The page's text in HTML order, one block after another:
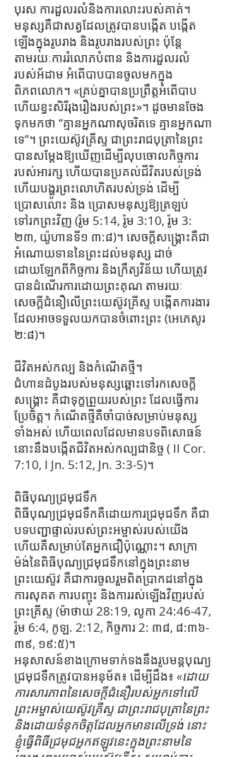
បុរស ការដួលរលំនិងការលោះរបស់គាត់។
មនុស្សគឺជាសត្វដែលត្រូវបានបង្កើត បង្កើត
ឡើងក្នុងរូបរាង និងរូបរាងរបស់ព្រះ ប៉ុន្តែ
តាមរយៈការរំលោភបំពាន និងការដួលរលំ
របស់អ័ដាម អំពើបាបបានចូលមកក្នុង
ពិភពលោក។ «គ្រប់​គ្នា​បាន​ប្រព្រឹត្ត​អំពើ​បាប
ហើយ​ខ្វះ​សិរី​រុងរឿង​របស់​ព្រះ»។ ដូច​មាន​ចែង​
ទុក​មក​ថា “គ្មាន​អ្នក​ណា​សុចរិត​ទេ គ្មាន​អ្នក​ណា​
ទេ”។ ព្រះយេស៊ូវគ្រីស្ទ ជាព្រះរាជបុត្រានៃព្រះ
បានសម្ដែងឱ្យឃើញដើម្បីលុបចោលកិច្ចការ
របស់អារក្ស ហើយបានប្រគល់ជីវិតរបស់ទ្រង់
ហើយបង្ហូរព្រះលោហិតរបស់ទ្រង់ ដើម្បី
ប្រោសលោះ និង ប្រោសមនុស្សឱ្យត្រឡប់
ទៅរកព្រះវិញ (រ៉ូម 5:14, រ៉ូម 3:10, រ៉ូម 3:
២៣, យ៉ូហានទី១ ៣:៨)។ សេចក្ដីសង្គ្រោះគឺជា
អំណោយទាននៃព្រះដល់មនុស្ស ដាច់
ដោយឡែកពីកិច្ចការ និងក្រឹត្យវិន័យ ហើយត្រូវ
បានដំណើរការដោយព្រះគុណ តាមរយៈ
សេចក្ដីជំនឿលើព្រះយេស៊ូវគ្រីស្ទ បង្កើតការងារ
ដែលអាចទទួលយកបានចំពោះព្រះ (អេភេសូរ
២:៨)។
ជីវិតអស់កល្ប និងកំណើតថ្មី។
ជំហានដំបូងរបស់មនុស្សឆ្ពោះទៅរកសេចក្ដី
សង្រ្គោះ គឺជាទុក្ខព្រួយរបស់ព្រះ ដែលធ្វើការ
ប្រែចិត្ត។ កំណើត​ថ្មី​គឺ​ចាំបាច់​សម្រាប់​មនុស្ស​
ទាំង​អស់ ហើយ​ពេល​ដែល​មាន​បទពិសោធន៍
នោះ​នឹង​បង្កើត​ជីវិត​អស់កល្ប​ជានិច្ច ( II Cor.
7:10, I Jn. 5:12, Jn. 3:3-5)។
ពិធីបុណ្យជ្រមុជទឹក
ពិធីបុណ្យជ្រមុជទឹកគឺដោយការជ្រមុជទឹក គឺជា
បទបញ្ជាផ្ទាល់របស់ព្រះអម្ចាស់របស់យើង
ហើយគឺសម្រាប់តែអ្នកជឿប៉ុណ្ណោះ។ សាក្រា
ម៉ង់នៃពិធីបុណ្យជ្រមុជទឹកនៅក្នុងព្រះនាម
ព្រះយេស៊ូវ គឺជាការចូលរួមពិតប្រាកដនៅក្នុង
ការសុគត ការបញ្ចុះ និងការរស់ឡើងវិញរបស់
ព្រះគ្រីស្ទ (ម៉ាថាយ 28:19, លូកា 24:46-47,
រ៉ូម 6:4, កូឡ. 2:12, កិច្ចការ 2: ៣៨, ៨:៣៦​-​
៣៩, ១៩:៥)។
អនុសាសន៍ខាងក្រោមទាក់ទងនឹងរូបមន្តបុណ្យ
ជ្រមុជទឹកត្រូវបានអនុម័ត៖ ដើម្បីដឹង៖ «ដោយ
ការសារភាពនៃសេចក្តីជំនឿរបស់អ្នកទៅលើ
ព្រះអម្ចាស់យេស៊ូវគ្រីស្ទ ជាព្រះរាជបុត្រានៃព្រះ
និងដោយទំនុកចិត្តដែលអ្នកមានលើទ្រង់ នោះ
ខ្ញុំធ្វើពិធីជ្រមុជអ្នកឥឡូវនេះក្នុងព្រះនាមនៃ